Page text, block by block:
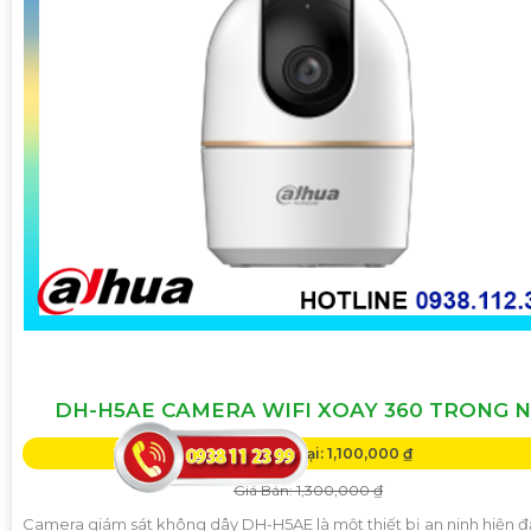
DH-H5AE CAMERA WIFI XOAY 360 TRONG
Giá Khuyến Mại: 1,100,000 ₫
Giá Bán: 1,300,000 ₫
Camera giám sát không dây DH-H5AE là một thiết bị an ninh hiện